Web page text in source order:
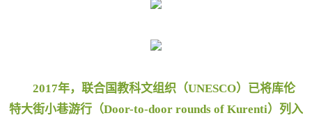
2017年，联合国教科文组织（UNESCO）已将库伦
特大街小巷游行（Door-to-door rounds of Kurenti）列入